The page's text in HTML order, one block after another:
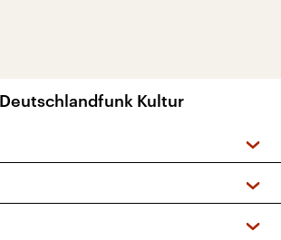
Kultur
und Podcasts